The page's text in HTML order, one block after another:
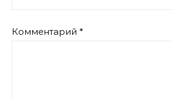
Комментарий *